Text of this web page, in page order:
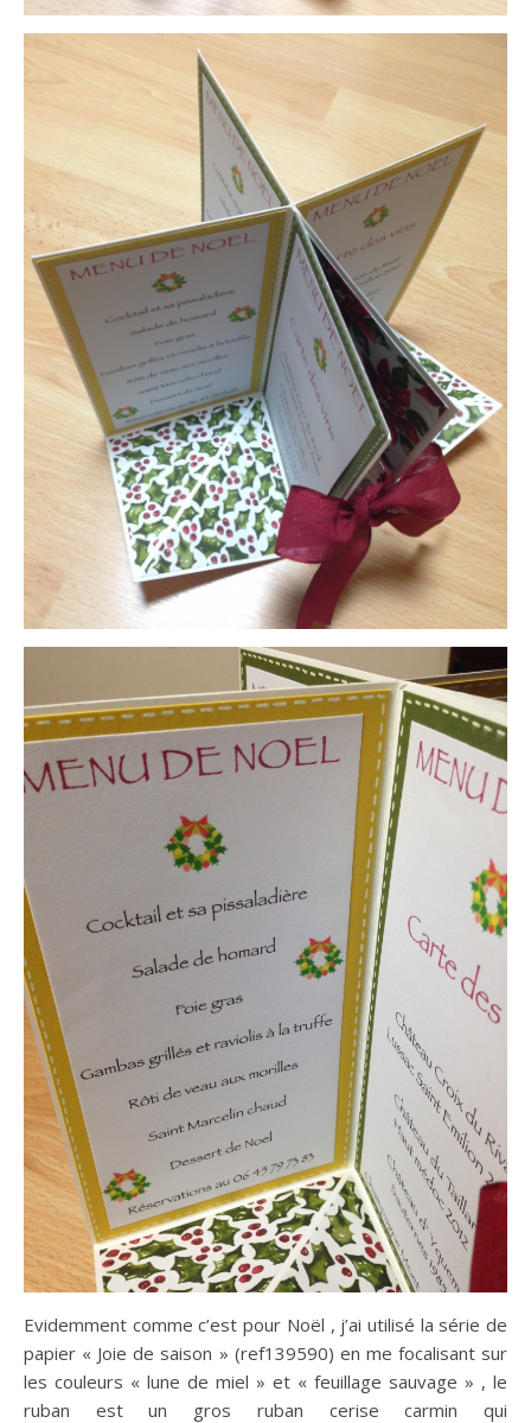
Evidemment comme c’est pour Noël , j’ai utilisé la série de
papier « Joie de saison » (ref139590) en me focalisant sur
les couleurs « lune de miel » et « feuillage sauvage » , le
ruban est un gros ruban cerise carmin qui